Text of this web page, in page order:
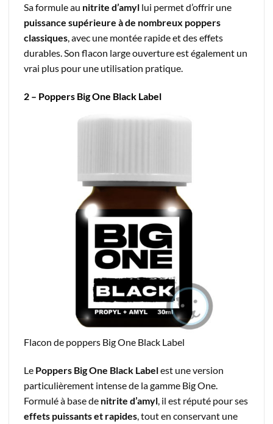
Sa formule au nitrite d’amyl lui permet d’offrir une
puissance supérieure à de nombreux poppers
classiques, avec une montée rapide et des effets
durables. Son flacon large ouverture est également un
vrai plus pour une utilisation pratique.
2 – Poppers Big One Black Label
Flacon de poppers Big One Black Label
Le Poppers Big One Black Labelest une version
particulièrement intense de la gamme Big One.
Formulé à base de nitrite d’amyl , il est réputé pour ses
effets puissants et rapides , tout en conservant une